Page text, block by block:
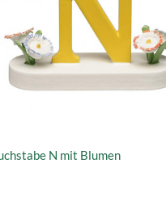
N mit Blumen